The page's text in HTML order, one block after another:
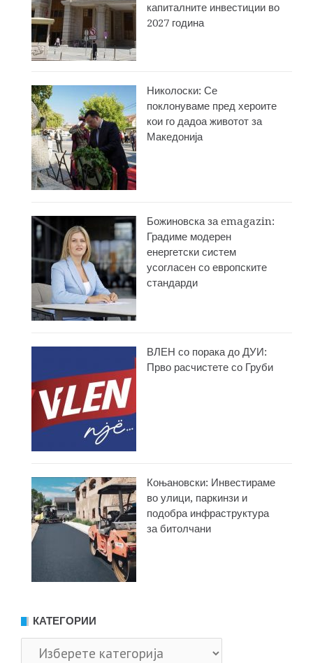
капиталните инвестиции во
2027 година
Николоски: Се
поклонуваме пред хероите
кои го дадоа животот за
Македонија
Божиновска за emagazin:
Градиме модерен
енергетски систем
усогласен со европските
стандарди
ВЛЕН со порака до ДУИ:
Прво расчистете со Груби
Коњановски: Инвестираме
во улици, паркинзи и
подобра инфраструктура
за битолчани
КАТЕГОРИИ
Категории